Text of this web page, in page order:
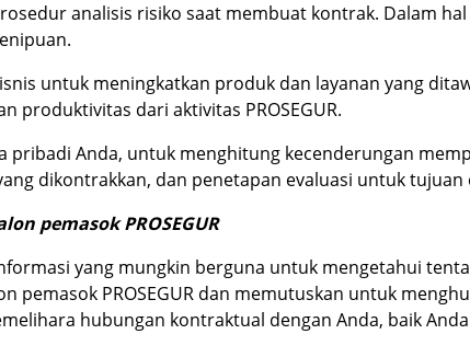
analisis risiko saat membuat kontrak. Dalam hal
untuk meningkatkan produk dan layanan yang
produktivitas dari aktivitas PROSEGUR.
pribadi Anda, untuk menghitung kecenderungan
dikontrakkan, dan penetapan evaluasi untuk
pemasok PROSEGUR
yang mungkin berguna untuk mengetahui
pemasok PROSEGUR dan memutuskan untuk
hubungan kontraktual dengan Anda, baik